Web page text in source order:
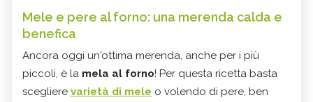
Mele e pere al forno: una merenda calda e
benefica
Ancora oggi un'ottima merenda, anche per i più
piccoli, è la mela al forno! Per questa ricetta basta
scegliere varietà di mele o volendo di pere, ben